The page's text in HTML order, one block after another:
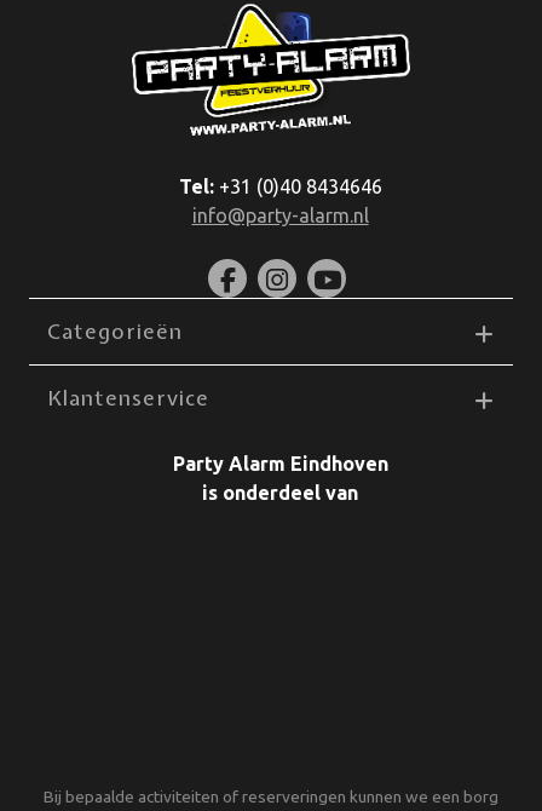
Tel:+31 (0)40 8434646
info@party-alarm.nl
Categorieën
Klantenservice
Party Alarm Eindhoven
is onderdeel van
Bij bepaalde activiteiten of reserveringen kunnen we een borg